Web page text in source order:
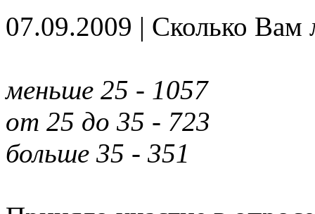
07.09.2009 | Сколько Вам
меньше 25 - 1057
от 25 до 35 - 723
больше 35 - 351